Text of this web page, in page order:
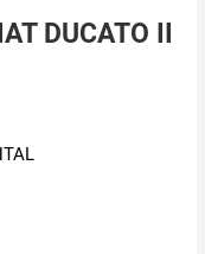
DUCATO II